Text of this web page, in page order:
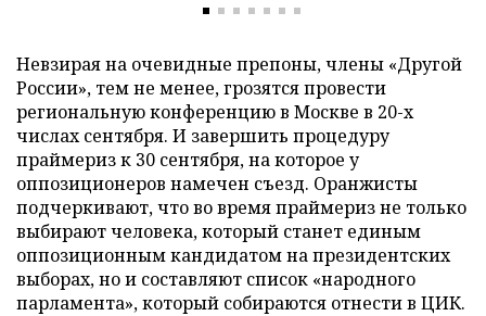
Невзирая на очевидные препоны, члены «Другой
России», тем не менее, грозятся провести
региональную конференцию в Москве в 20-х
числах сентября. И завершить процедуру
праймериз к 30 сентября, на которое у
оппозиционеров намечен съезд. Оранжисты
подчеркивают, что во время праймериз не только
выбирают человека, который станет единым
оппозиционным кандидатом на президентских
выборах, но и составляют список «народного
парламента», который собираются отнести в ЦИК.